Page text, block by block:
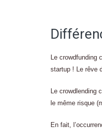
Le crowdfunding
startup ! Le rêve
Le crowdlending
le même risque
En fait,